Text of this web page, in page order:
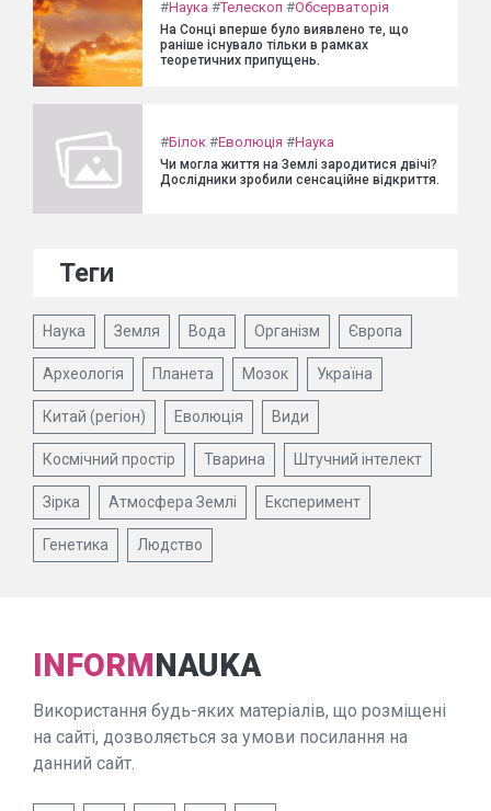
#Наука #Телескоп #Обсерваторія
На Сонці вперше було виявлено те, що
раніше існувало тільки в рамках
теоретичних припущень.
#Білок #Еволюція #Наука
Чи могла життя на Землі зародитися двічі?
Дослідники зробили сенсаційне відкриття.
Теги
Наука Земля Вода Організм Європа
Археологія Планета Мозок Україна
Китай (регіон) Еволюція Види
Космічний простір Тварина Штучний інтелект
Зірка Атмосфера Землі Експеримент
Генетика Людство
INFORMNAUKA
Використання будь-яких матеріалів, що розміщені
на сайті, дозволяється за умови посилання на
данний сайт.